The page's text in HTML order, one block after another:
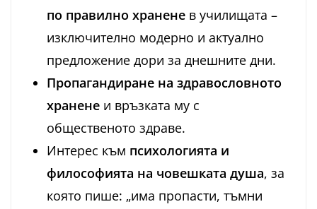
по правилно хранене в училищата –
изключително модерно и актуално
предложение дори за днешните дни.
Пропагандиране на здравословното
хранене и връзката му с
общественото здраве.
Интерес към психологията и
философията на човешката душа, за
която пише: „има пропасти, тъмни